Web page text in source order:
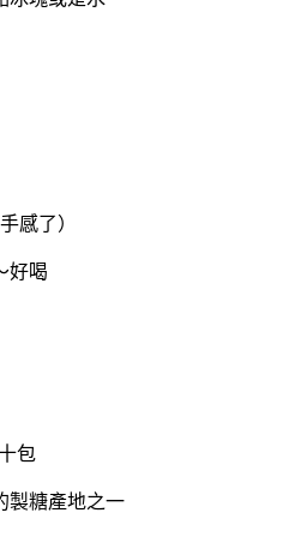
感了）
好喝
包
製糖產地之一